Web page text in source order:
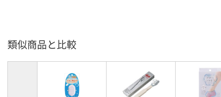
類似商品と比較